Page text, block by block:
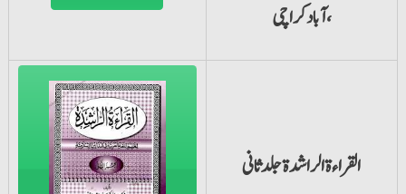
آباد کراچی،
القراءۃ الراشدۃ جلد ثانی